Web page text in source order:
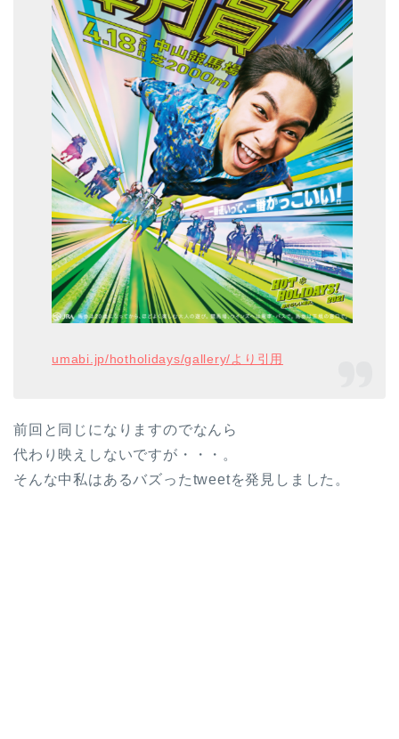
umabi.jp/hotholidays/gallery/より引用
前回と同じになりますのでなんら
代わり映えしないですが・・・。
そんな中私はあるバズったtweetを発見しました。